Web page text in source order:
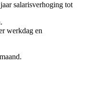
salarisverhoging tot
werkdag en